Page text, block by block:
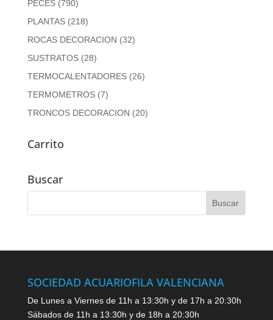
PECES (790)
PLANTAS (218)
ROCAS DECORACION (32)
SUSTRATOS (28)
TERMOCALENTADORES (26)
TERMOMETROS (7)
TRONCOS DECORACION (20)
Carrito
Buscar
SOCIEDAD ACUARIOFILA VALENCIANA
De Lunes a Viernes de 11h a 13:30h y de 17h a 20:30h
Sábados de 11h a 13:30h y de 18h a 20:30h